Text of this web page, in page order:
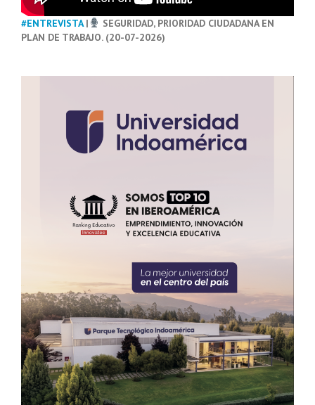
#ENTREVISTA|
SEGURIDAD, PRIORIDAD CIUDADANA EN
PLAN DE TRABAJO. (20-07-2026)